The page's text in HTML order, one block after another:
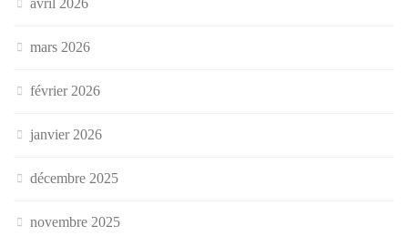
avril 2026
mars 2026
février 2026
janvier 2026
décembre 2025
novembre 2025